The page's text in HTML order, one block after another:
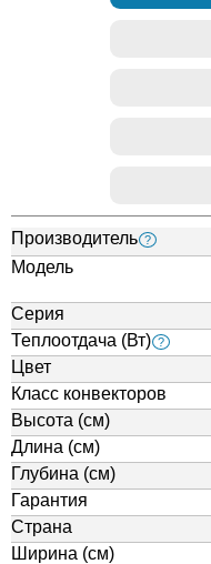
Производитель ?
Модель
Серия
Теплоотдача (Вт) ?
Цвет
Класс конвекторов
Высота (см)
Длина (см)
Глубина (см)
Гарантия
Страна
Ширина (см)